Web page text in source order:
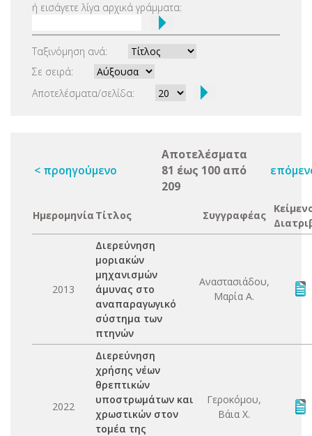
ή εισάγετε λίγα αρχικά γράμματα:
Ταξινόμηση ανά:
Σε σειρά:
Αποτελέσματα/σελίδα:
< προηγούμενο
Αποτελέσματα
81 έως 100 από
209
Ημερομηνία Τίτλος Συγγραφέας
2013
Διερεύνηση
μοριακών
μηχανισμών
άμυνας στο
αναπαραγωγικό
σύστημα των
πτηνών
Αναστασιάδου,
Μαρία Α.
2022
Διερεύνηση
χρήσης νέων
θρεπτικών
υποστρωμάτων και
χρωστικών στον
τομέα της
Γεροκόμου,
Βάια Χ.